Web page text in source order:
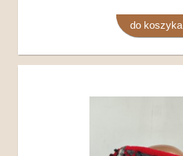
do koszyka